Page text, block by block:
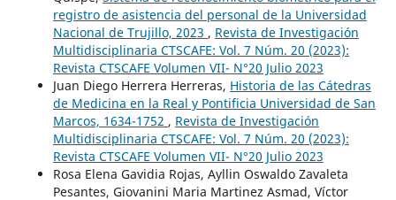
registro de asistencia del personal de la Universidad
Nacional de Trujillo, 2023 , Revista de Investigación
Multidisciplinaria CTSCAFE: Vol. 7 Núm. 20 (2023):
Revista CTSCAFE Volumen VII- N°20 Julio 2023
Juan Diego Herrera Herreras, Historia de las Cátedras
de Medicina en la Real y Pontificia Universidad de San
Marcos, 1634-1752 , Revista de Investigación
Multidisciplinaria CTSCAFE: Vol. 7 Núm. 20 (2023):
Revista CTSCAFE Volumen VII- N°20 Julio 2023
Rosa Elena Gavidia Rojas, Ayllin Oswaldo Zavaleta
Pesantes, Giovanini Maria Martinez Asmad, Víctor